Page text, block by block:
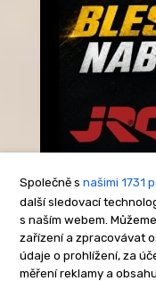
Společně s našimi 1731
další sledovací
s naším webem.
zařízení a zpracovávat
údaje o prohlížení, za
měření reklamy a